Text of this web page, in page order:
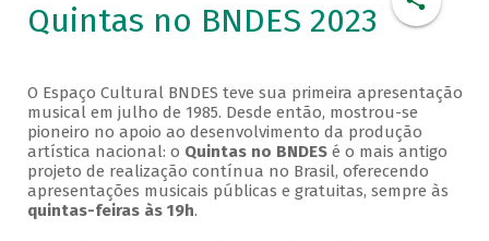
Quintas no BNDES 2023
O Espaço Cultural BNDES teve sua primeira apresentação
musical em julho de 1985. Desde então, mostrou-se
pioneiro no apoio ao desenvolvimento da produção
artística nacional: o Quintas no BNDESé o mais antigo
projeto de realização contínua no Brasil, oferecendo
apresentações musicais públicas e gratuitas, sempre às
quintas-feiras às 19h.